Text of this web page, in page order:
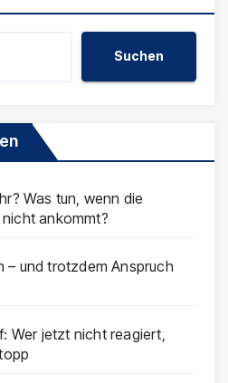
Suchen
Was tun, wenn die
ankommt?
– und trotzdem Anspruch
Wer jetzt nicht reagiert,